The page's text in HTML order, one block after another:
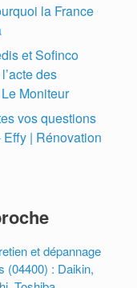
la France
et Sofinco
des
Moniteur
vos questions
| Rénovation
et dépannage
(04400) : Daikin,